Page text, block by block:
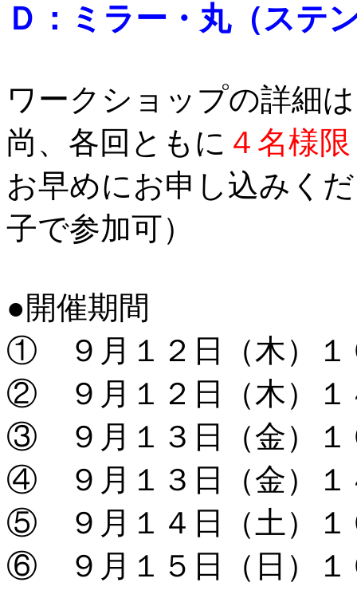
Ｄ：ミラー・丸（ステ
ワークショップの詳細
尚、各回ともに ４名様
お早めにお申し込みく
子で参加可）
●開催期間
① ９月１２日（木）１
② ９月１２日（木）１
③ ９月１３日（金）１
④ ９月１３日（金）１
⑤ ９月１４日（土）１
⑥ ９月１５日（日）１